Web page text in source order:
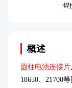
概述
圆柱电池连接片
18650、21700
焊